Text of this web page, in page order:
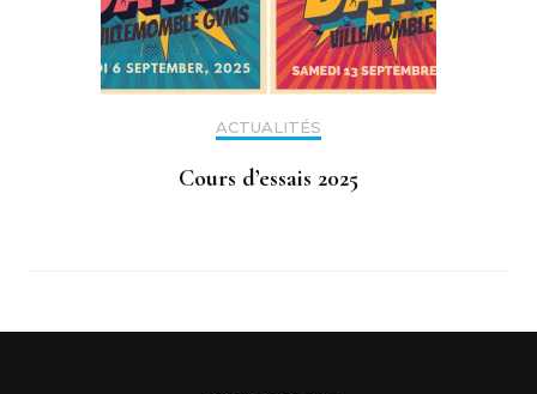
ACTUALITÉS
Cours d’essais 2025